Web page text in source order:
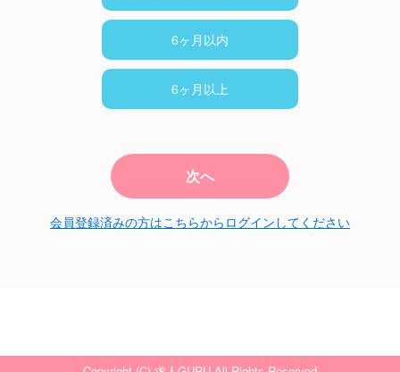
6ヶ月以内
6ヶ月以上
次へ
会員登録済みの方はこちらからログインしてください